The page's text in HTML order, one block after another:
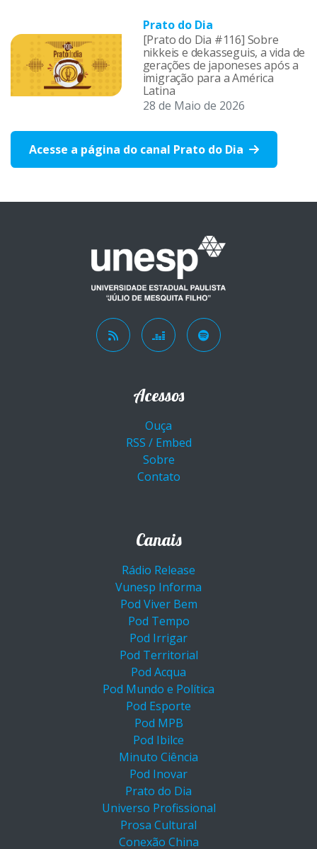
Prato do Dia
[Prato do Dia #116] Sobre
nikkeis e dekasseguis, a vida de
gerações de japoneses após a
imigração para a América
Latina
28 de Maio de 2026
Acesse a página do canal Prato do Dia
Acessos
Ouça
RSS / Embed
Sobre
Contato
Canais
Rádio Release
Vunesp Informa
Pod Viver Bem
Pod Tempo
Pod Irrigar
Pod Territorial
Pod Acqua
Pod Mundo e Política
Pod Esporte
Pod MPB
Pod Ibilce
Minuto Ciência
Pod Inovar
Prato do Dia
Universo Profissional
Prosa Cultural
Conexão China